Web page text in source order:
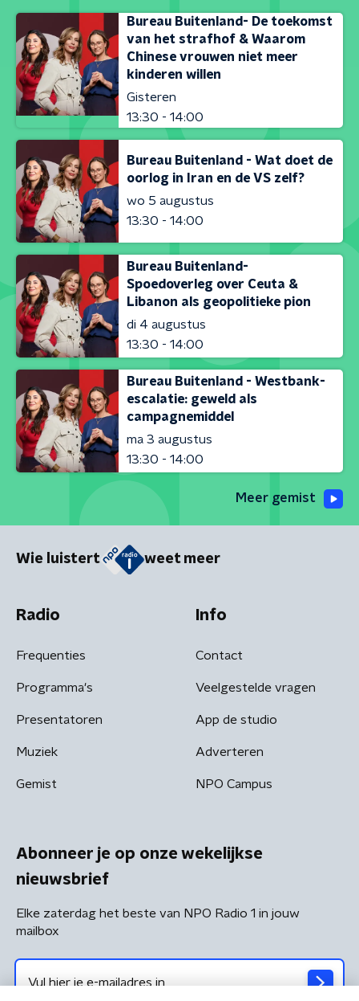
Bureau Buitenland- De toekomst
van het strafhof & Waarom
Chinese vrouwen niet meer
kinderen willen
Gisteren
13:30 - 14:00
Bureau Buitenland - Wat doet de
oorlog in Iran en de VS zelf?
wo 5 augustus
13:30 - 14:00
Bureau Buitenland-
Spoedoverleg over Ceuta &
Libanon als geopolitieke pion
di 4 augustus
13:30 - 14:00
Bureau Buitenland - Westbank-
escalatie: geweld als
campagnemiddel
ma 3 augustus
13:30 - 14:00
Meer gemist
Wie luistert weet meer
Radio
Frequenties
Programma's
Presentatoren
Muziek
Gemist
Info
Contact
Veelgestelde vragen
App de studio
Adverteren
NPO Campus
Abonneer je op onze wekelijkse
nieuwsbrief
Elke zaterdag het beste van NPO Radio 1 in jouw
mailbox